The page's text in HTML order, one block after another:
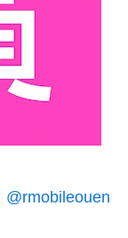
@rmobileouen